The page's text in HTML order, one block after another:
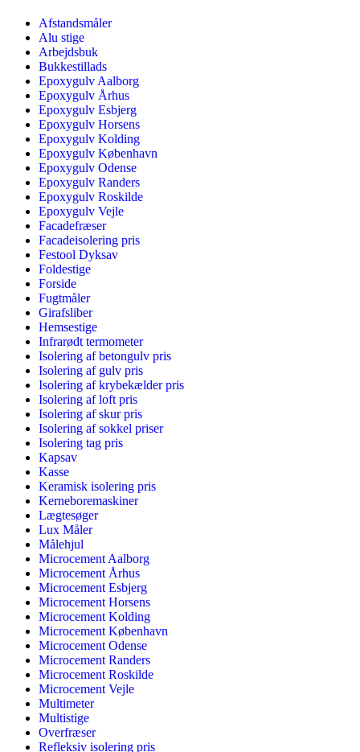
Afstandsmåler
Alu stige
Arbejdsbuk
Bukkestillads
Epoxygulv Aalborg
Epoxygulv Århus
Epoxygulv Esbjerg
Epoxygulv Horsens
Epoxygulv Kolding
Epoxygulv København
Epoxygulv Odense
Epoxygulv Randers
Epoxygulv Roskilde
Epoxygulv Vejle
Facadefræser
Facadeisolering pris
Festool Dyksav
Foldestige
Forside
Fugtmåler
Girafsliber
Hemsestige
Infrarødt termometer
Isolering af betongulv pris
Isolering af gulv pris
Isolering af krybekælder pris
Isolering af loft pris
Isolering af skur pris
Isolering af sokkel priser
Isolering tag pris
Kapsav
Kasse
Keramisk isolering pris
Kerneboremaskiner
Lægtesøger
Lux Måler
Målehjul
Microcement Aalborg
Microcement Århus
Microcement Esbjerg
Microcement Horsens
Microcement Kolding
Microcement København
Microcement Odense
Microcement Randers
Microcement Roskilde
Microcement Vejle
Multimeter
Multistige
Overfræser
Refleksiv isolering pris